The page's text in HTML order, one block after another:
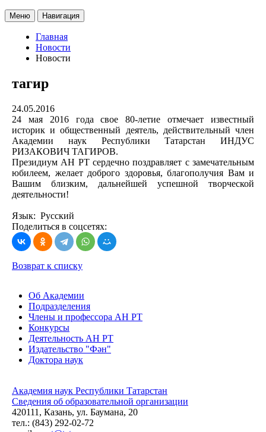
Меню Навигация
Главная
Новости
Новости
тагир
24.05.2016
24 мая 2016 года свое 80-летие отмечает известный
историк и общественный деятель, действительный член
Академии наук Республики Татарстан ИНДУС
РИЗАКОВИЧ ТАГИРОВ.
Президиум АН РТ сердечно поздравляет с замечательным
юбилеем, желает доброго здоровья, благополучия Вам и
Вашим близким, дальнейшей успешной творческой
деятельности!
Язык: Русский
Поделиться в соцсетях:
Возврат к списку
Об Академии
Подразделения
Члены и профессора АН РТ
Конкурсы
Деятельность АН РТ
Издательство "Фән"
Доктора наук
Академия наук Республики Татарстан
Сведения об образовательной организации
420111, Казань, ул. Баумана, 20
тел.: (843) 292-02-72